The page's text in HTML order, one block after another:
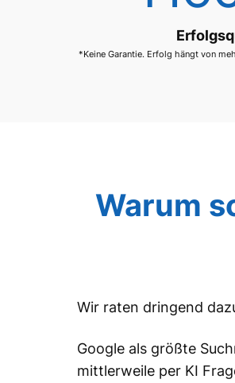
*Keine Garantie. Erfolg hängt von
Warum
Wir raten dringend
Google als größte
mittlerweile per KI